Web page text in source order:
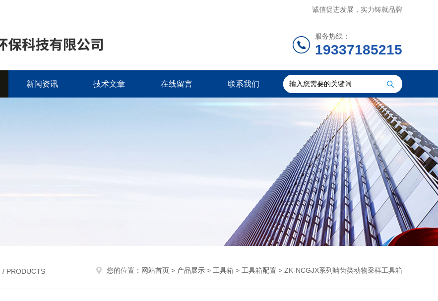
诚信促进发展，实力铸就品牌
服务热线：
19337185215
新闻资讯 技术文章 在线留言 联系我们
/ PRODUCTS 您的位置： 网站首页 > 产品展示 > 工具箱 > 工具箱配置 > ZK-NCGJX系列啮齿类动物采样工具箱